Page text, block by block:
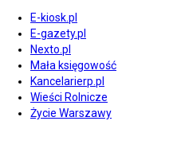
E-kiosk.pl
E-gazety.pl
Nexto.pl
Mała księgowość
Kancelarierp.pl
Wieści Rolnicze
Życie Warszawy